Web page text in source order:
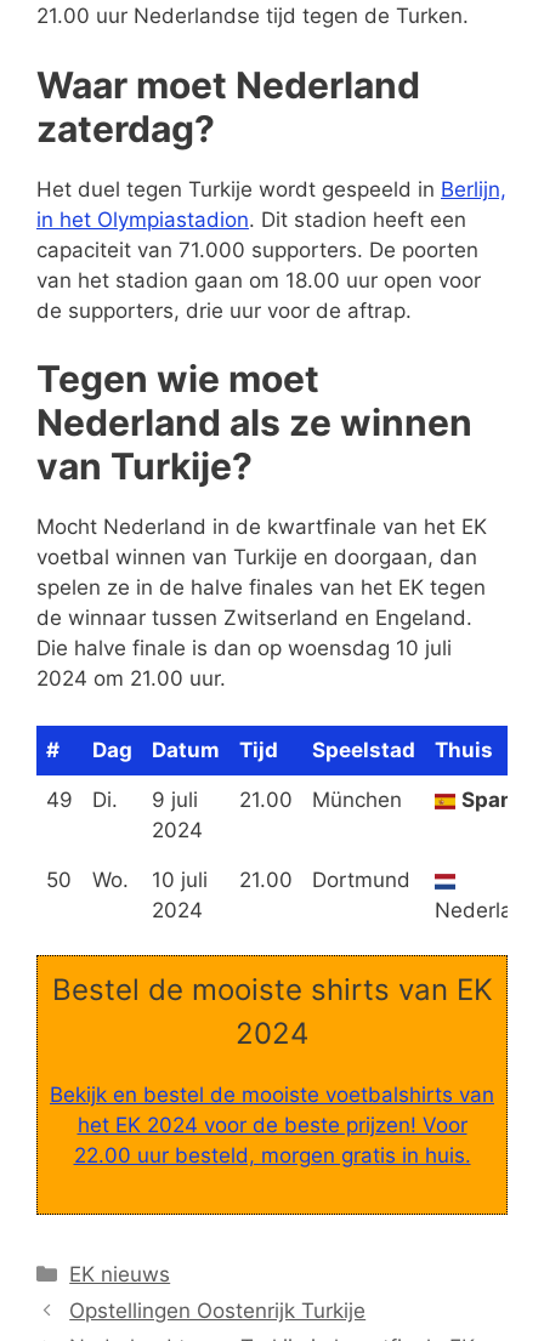
21.00 uur Nederlandse tijd tegen de Turken.
Waar moet Nederland
zaterdag?
Het duel tegen Turkije wordt gespeeld in Berlijn,
in het Olympiastadion. Dit stadion heeft een
capaciteit van 71.000 supporters. De poorten
van het stadion gaan om 18.00 uur open voor
de supporters, drie uur voor de aftrap.
Tegen wie moet
Nederland als ze winnen
van Turkije?
Mocht Nederland in de kwartfinale van het EK
voetbal winnen van Turkije en doorgaan, dan
spelen ze in de halve finales van het EK tegen
de winnaar tussen Zwitserland en Engeland.
Die halve finale is dan op woensdag 10 juli
2024 om 21.00 uur.
# Dag Datum Tijd Speelstad Thuis
49 Di.
9 juli
2024
21.00 München Spanje
50 Wo.
10 juli
2024
21.00
Dortmund
Nederland
Bestel de mooiste shirts van EK
2024
Bekijk en bestel de mooiste voetbalshirts van
het EK 2024 voor de beste prijzen! Voor
22.00 uur besteld, morgen gratis in huis.
Categorieën
EK nieuws
Opstellingen Oostenrijk Turkije